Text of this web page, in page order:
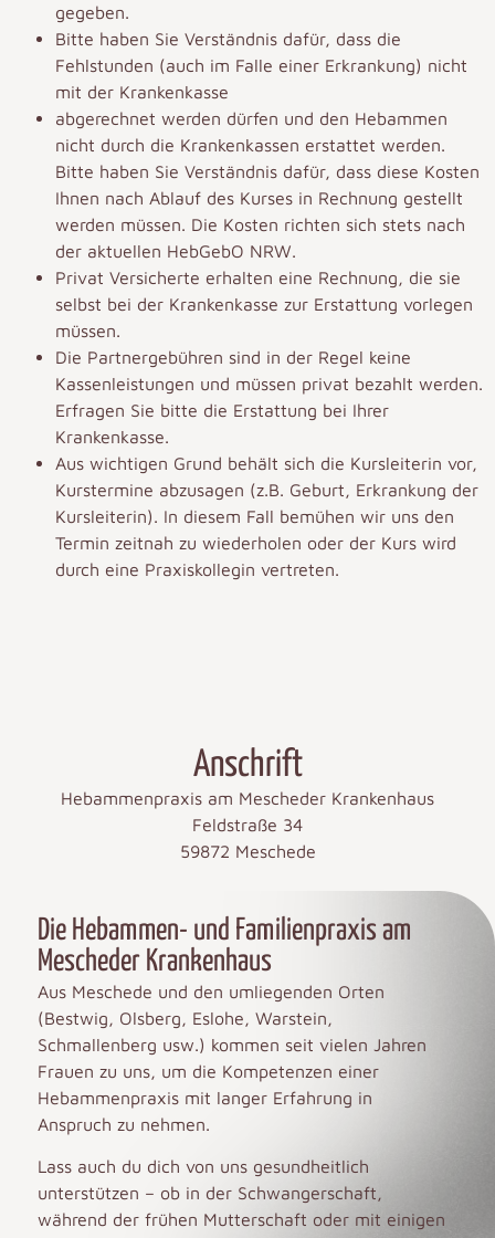
gegeben.
Bitte haben Sie Verständnis dafür, dass die
Fehlstunden (auch im Falle einer Erkrankung) nicht
mit der Krankenkasse
abgerechnet werden dürfen und den Hebammen
nicht durch die Krankenkassen erstattet werden.
Bitte haben Sie Verständnis dafür, dass diese Kosten
Ihnen nach Ablauf des Kurses in Rechnung gestellt
werden müssen. Die Kosten richten sich stets nach
der aktuellen HebGebO NRW.
Privat Versicherte erhalten eine Rechnung, die sie
selbst bei der Krankenkasse zur Erstattung vorlegen
müssen.
Die Partnergebühren sind in der Regel keine
Kassenleistungen und müssen privat bezahlt werden.
Erfragen Sie bitte die Erstattung bei Ihrer
Krankenkasse.
Aus wichtigen Grund behält sich die Kursleiterin vor,
Kurstermine abzusagen (z.B. Geburt, Erkrankung der
Kursleiterin). In diesem Fall bemühen wir uns den
Termin zeitnah zu wiederholen oder der Kurs wird
durch eine Praxiskollegin vertreten.
Anschrift
Hebammenpraxis am Mescheder Krankenhaus
Feldstraße 34
59872 Meschede
Die Hebammen- und Familienpraxis am
Mescheder Krankenhaus
Aus Meschede und den umliegenden Orten
(Bestwig, Olsberg, Eslohe, Warstein,
Schmallenberg usw.) kommen seit vielen Jahren
Frauen zu uns, um die Kompetenzen einer
Hebammenpraxis mit langer Erfahrung in
Anspruch zu nehmen.
Lass auch du dich von uns gesundheitlich
unterstützen – ob in der Schwangerschaft,
während der frühen Mutterschaft oder mit einigen